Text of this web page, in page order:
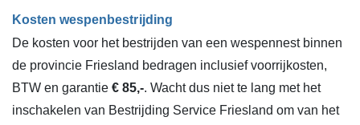
Kosten wespenbestrijding
De kosten voor het bestrijden van een wespennest binnen
de provincie Friesland bedragen inclusief voorrijkosten,
BTW en garantie € 85,-. Wacht dus niet te lang met het
inschakelen van Bestrijding Service Friesland om van het